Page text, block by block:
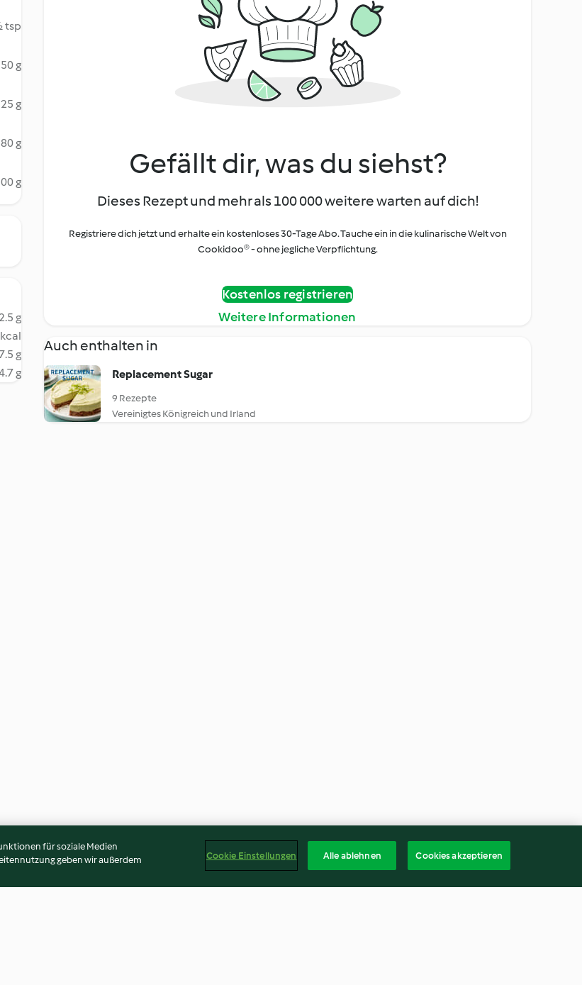
tsp
50 g
25 g
80 g
g
g
g
g
Gefällt dir, was du siehst?
Dieses Rezept und mehr als 100 000 weitere warten auf dich!
Registriere dich jetzt und erhalte ein kostenloses 30-Tage Abo. Tauche ein in die kulinarische Welt von
Cookidoo® - ohne jegliche Verpflichtung.
Kostenlos registrieren
Weitere Informationen
Auch enthalten in
Replacement Sugar
9 Rezepte
Vereinigtes Königreich und Irland
für soziale Medien
geben wir außerdem
Cookie Einstellungen Alle ablehnen Cookies akzeptieren